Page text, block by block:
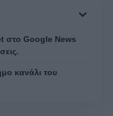
στο Google News
κανάλι του